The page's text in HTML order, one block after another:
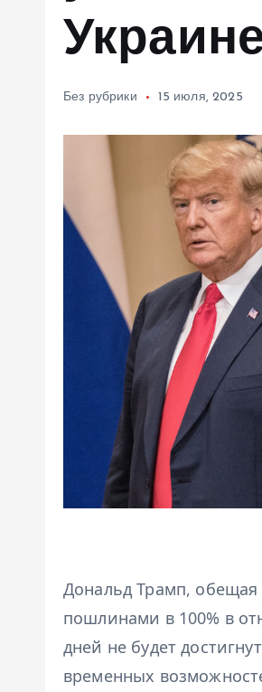
Без рубрики 15 июля, 2025
Дональд Трамп,
пошлинами в 100% в
дней не будет
временных